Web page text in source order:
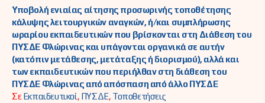
Υποβολή ενιαίας αίτησης προσωρινής τοποθέτησης
κάλυψης λειτουργικών αναγκών, ή/και συμπλήρωσης
ωραρίου εκπαιδευτικών που βρίσκονται στη Διάθεση του
ΠΥΣΔΕ Φλώρινας και υπάγονται οργανικά σε αυτήν
(κατόπιν μετάθεσης, μετάταξης ή διορισμού), αλλά και
των εκπαιδευτικών που περιήλθαν στη διάθεση του
ΠΥΣΔΕ Φλώρινας από απόσπαση από άλλο ΠΥΣΔΕ
ΣεΕκπαιδευτικοί, ΠΥΣΔΕ, Τοποθετήσεις